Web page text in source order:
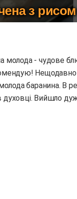
з рисом
баранина. В
духовці. Вийшло